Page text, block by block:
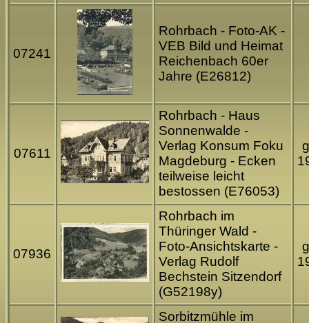
07241
Rohrbach - Foto-AK -
VEB Bild und Heimat
Reichenbach 60er
Jahre (E26812)
07611
Rohrbach - Haus
Sonnenwalde -
Verlag Konsum Foku
Magdeburg - Ecken
teilweise leicht
bestossen (E76053)
07936
Rohrbach im
Thüringer Wald -
Foto-Ansichtskarte -
Verlag Rudolf
Bechstein Sitzendorf
(G52198y)
Sorbitzmühle im